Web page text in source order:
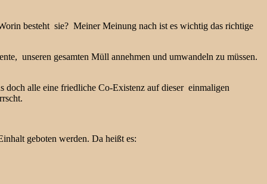
besteht sie? Meiner Meinung nach ist es wichtig das richtige
unseren gesamten Müll annehmen und umwandeln zu müssen.
doch alle eine friedliche Co-Existenz auf dieser einmaligen
geboten werden. Da heißt es: